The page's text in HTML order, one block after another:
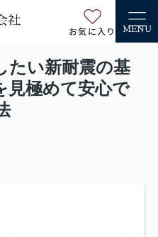
お気に入り MENU
たい新耐震の基
見極めて安心で